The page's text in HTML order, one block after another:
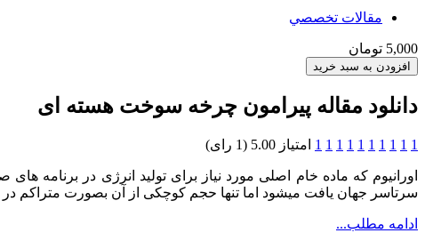
مقالات تخصصي
5,000 تومان
دانلود مقاله پیرامون چرخه سوخت هسته ای
1
1
1
1
1
1
1
1
1
1 امتیاز 5.00 (1 رای)
اورانیوم که ماده خام اصلی مورد نیاز برای تولید انرژی در
سرتاسر جهان یافت میشود اما تنها حجم کوچکی از آن بصورت متراکم
ادامه مطلب...